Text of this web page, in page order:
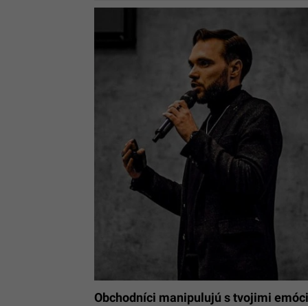
Obchodníci manipulujú s tvojimi